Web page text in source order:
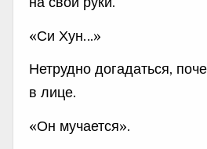
«Си Хун…»
Нетрудно догадаться,
в лице.
«Он мучается».